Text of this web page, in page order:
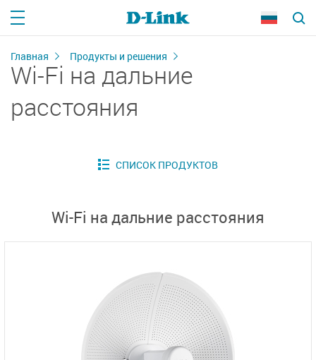
Главная Продукты и решения
Wi-Fi на дальние
расстояния
Wi-Fi на дальние расстояния